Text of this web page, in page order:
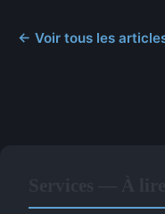
← Voir tous les